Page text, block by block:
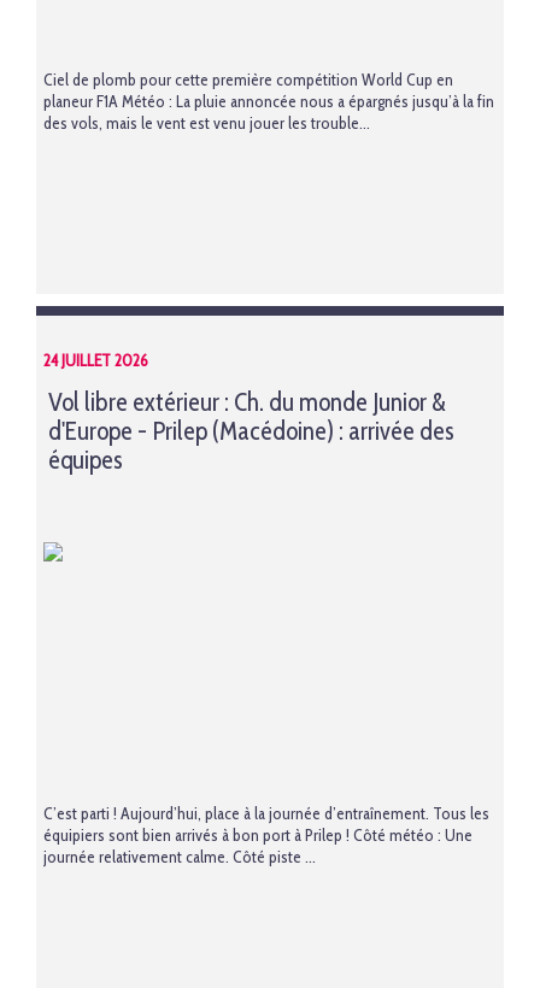
Ciel de plomb pour cette première compétition World Cup en
planeur F1A Météo : La pluie annoncée nous a épargnés jusqu’à la fin
des vols, mais le vent est venu jouer les trouble...
24 JUILLET 2026
Vol libre extérieur : Ch. du monde Junior &
d'Europe - Prilep (Macédoine) : arrivée des
équipes
C’est parti ! Aujourd’hui, place à la journée d’entraînement. Tous les
équipiers sont bien arrivés à bon port à Prilep ! Côté météo : Une
journée relativement calme. Côté piste ...